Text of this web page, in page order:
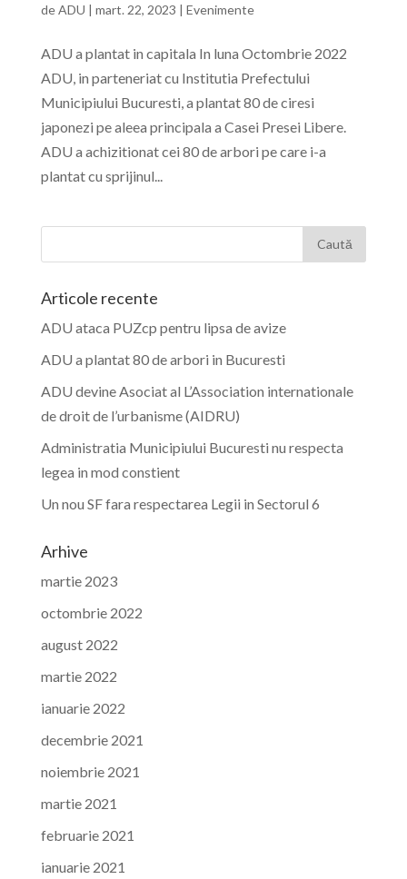
deADU | mart. 22, 2023 | Evenimente
ADU a plantat in capitala In luna Octombrie 2022
ADU, in parteneriat cu Institutia Prefectului
Municipiului Bucuresti, a plantat 80 de ciresi
japonezi pe aleea principala a Casei Presei Libere.
ADU a achizitionat cei 80 de arbori pe care i-a
plantat cu sprijinul...
Articole recente
ADU ataca PUZcp pentru lipsa de avize
ADU a plantat 80 de arbori in Bucuresti
ADU devine Asociat al L’Association internationale
de droit de l’urbanisme (AIDRU)
Administratia Municipiului Bucuresti nu respecta
legea in mod constient
Un nou SF fara respectarea Legii in Sectorul 6
Arhive
martie 2023
octombrie 2022
august 2022
martie 2022
ianuarie 2022
decembrie 2021
noiembrie 2021
martie 2021
februarie 2021
ianuarie 2021